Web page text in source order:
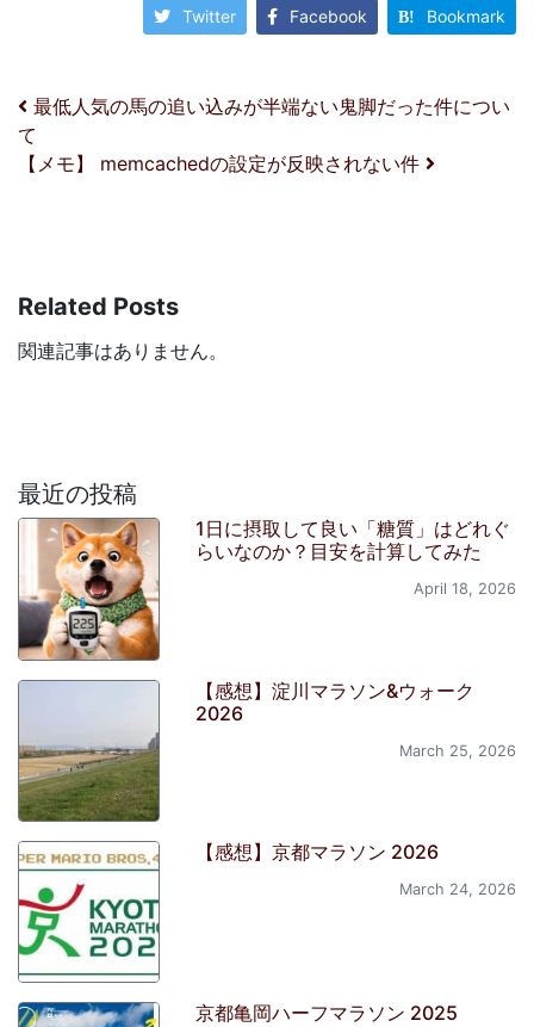
Twitter Facebook Bookmark
投稿ナビゲーション
最低人気の馬の追い込みが半端ない鬼脚だった件につい
て
【メモ】 memcachedの設定が反映されない件
Related Posts
関連記事はありません。
最近の投稿
1日に摂取して良い「糖質」はどれぐ
らいなのか？目安を計算してみた
April 18, 2026
【感想】淀川マラソン&ウォーク
2026
March 25, 2026
【感想】京都マラソン 2026
March 24, 2026
京都亀岡ハーフマラソン 2025